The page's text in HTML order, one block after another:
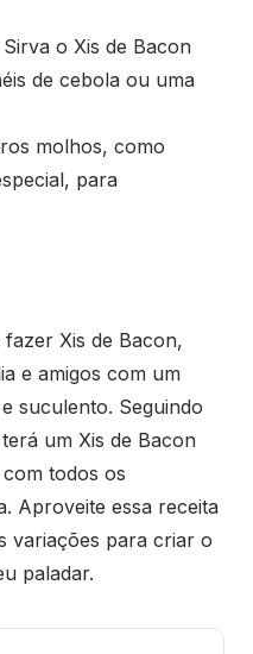
Sirva o Xis de Bacon
de cebola ou uma
molhos, como
para
Xis de Bacon,
e amigos com um
suculento. Seguindo
um Xis de Bacon
todos os
Aproveite essa receita
variações para criar o
paladar.